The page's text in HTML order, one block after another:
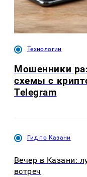
Технологии
Мошенники
схемы с
Telegram
Гид по Казани
Вечер в Казани:
встреч